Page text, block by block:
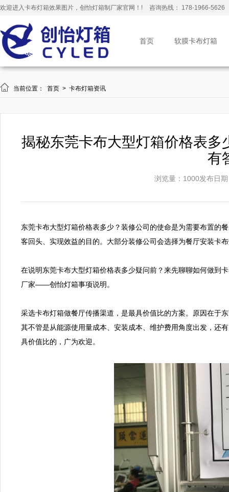
欢迎进入卡布灯箱效果图片，创怡灯箱制厂家官网！! 咨询热线： 178-1966-5626
首页 软膜卡布灯箱
 当前位置： 首页 > 卡布灯箱资讯
揭秘东莞卡布大型灯箱价格表
有
浏览量：1000发布日
东莞卡布大型灯箱价格表多少？装修公司的使命是为需要布置的
客回头、实现效益的目的。大部分装修公司会选择为餐厅安装卡
在说明东莞卡布大型灯箱价格表多少疑问前？来先聊聊如何做到
厂家——创怡灯箱事项说明。
采选卡布灯箱做餐厅传播渠道，是最具价值比的方案。原因在于
其不管是从能源使用量成本、安装成本、维护费用角度出发，还
具价值比的，广为欢迎。